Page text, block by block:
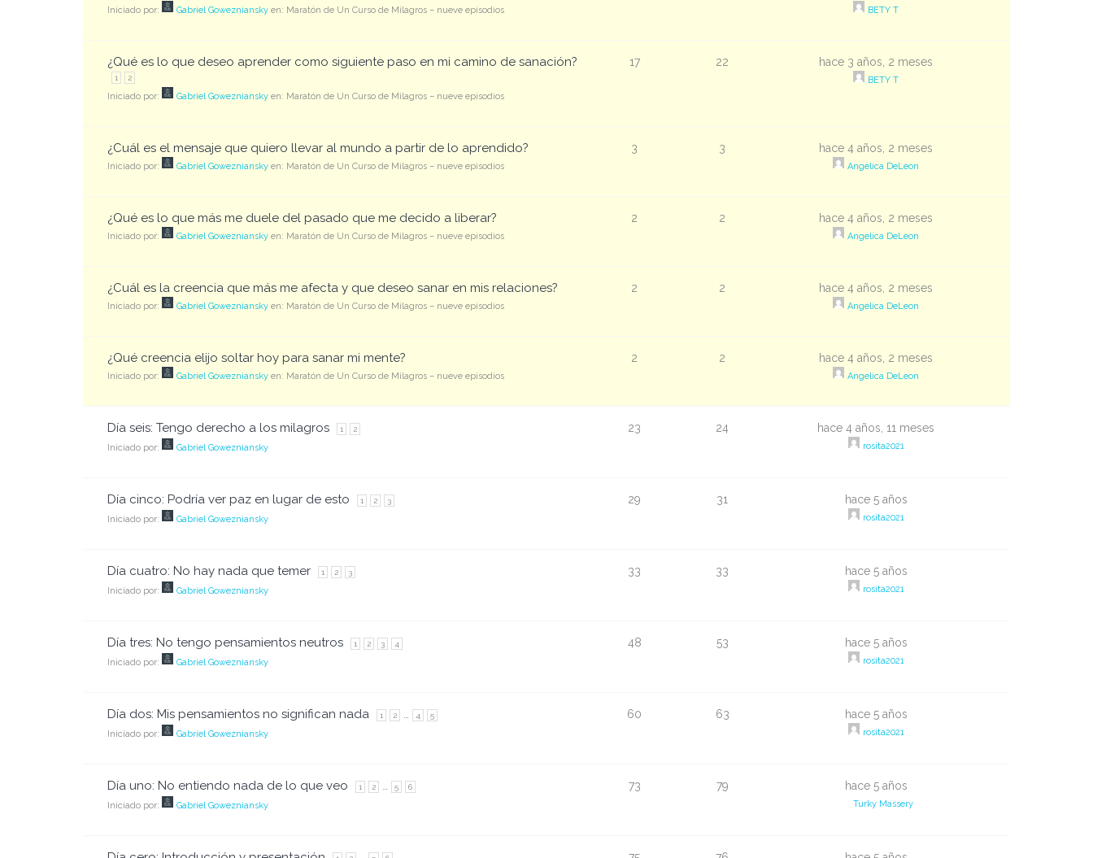
Iniciado por: Gabriel Gowezniansky en: Maratón de Un Curso de Milagros – nueve episodios BETY T
¿Qué es lo que deseo aprender como siguiente paso en mi camino de sanación?
1 2
Iniciado por: Gabriel Gowezniansky en: Maratón de Un Curso de Milagros – nueve episodios
17 22 hace 3 años, 2 meses
BETY T
¿Cuál es el mensaje que quiero llevar al mundo a partir de lo aprendido?
Iniciado por: Gabriel Gowezniansky en: Maratón de Un Curso de Milagros – nueve episodios
3 3 hace 4 años, 2 meses
Angelica DeLeon
¿Qué es lo que más me duele del pasado que me decido a liberar?
Iniciado por: Gabriel Gowezniansky en: Maratón de Un Curso de Milagros – nueve episodios
2 2 hace 4 años, 2 meses
Angelica DeLeon
¿Cuál es la creencia que más me afecta y que deseo sanar en mis relaciones?
Iniciado por: Gabriel Gowezniansky en: Maratón de Un Curso de Milagros – nueve episodios
2 2 hace 4 años, 2 meses
Angelica DeLeon
¿Qué creencia elijo soltar hoy para sanar mi mente?
Iniciado por: Gabriel Gowezniansky en: Maratón de Un Curso de Milagros – nueve episodios
2 2 hace 4 años, 2 meses
Angelica DeLeon
Día seis: Tengo derecho a los milagros 1 2
Iniciado por: Gabriel Gowezniansky
23 24 hace 4 años, 11 meses
rosita2021
Día cinco: Podría ver paz en lugar de esto 1 2 3
Iniciado por: Gabriel Gowezniansky
29 31 hace 5 años
rosita2021
Día cuatro: No hay nada que temer 1 2 3
Iniciado por: Gabriel Gowezniansky
33 33 hace 5 años
rosita2021
Día tres: No tengo pensamientos neutros 1 2 3 4
Iniciado por: Gabriel Gowezniansky
48 53 hace 5 años
rosita2021
Día dos: Mis pensamientos no significan nada 1 2 4 5
Iniciado por: Gabriel Gowezniansky
60 63 hace 5 años
rosita2021
Día uno: No entiendo nada de lo que veo 1 2 5 6
Iniciado por: Gabriel Gowezniansky
73 79 hace 5 años
Turky Massery